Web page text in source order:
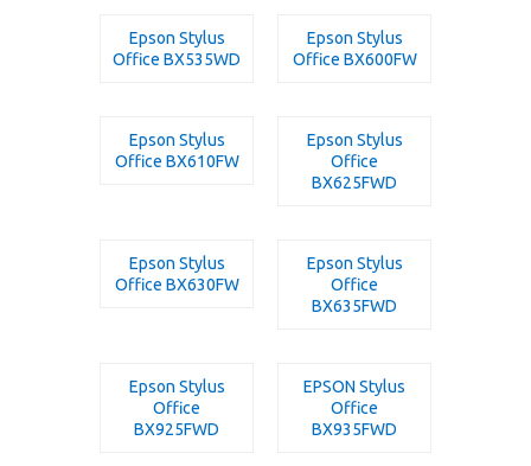
Epson Stylus
Office BX535WD
Epson Stylus
Office BX600FW
Epson Stylus
Office BX610FW
Epson Stylus
Office
BX625FWD
Epson Stylus
Office BX630FW
Epson Stylus
Office
BX635FWD
Epson Stylus
Office
BX925FWD
EPSON Stylus
Office
BX935FWD